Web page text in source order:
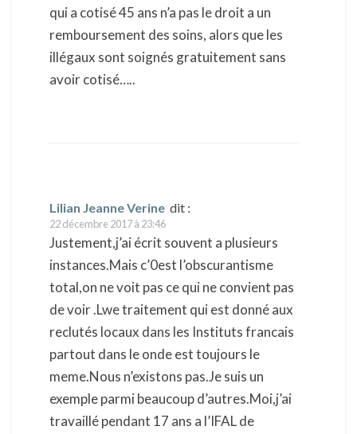
qui a cotisé 45 ans n’a pas le droit a un
remboursement des soins, alors que les
illégaux sont soignés gratuitement sans
avoir cotisé…..
Lilian Jeanne Verine dit :
22 décembre 2017 à 23:46
Justement,j’ai écrit souvent a plusieurs
instances.Mais c’0est l’obscurantisme
total,on ne voit pas ce qui ne convient pas
de voir .Lwe traitement qui est donné aux
reclutés locaux dans les Instituts francais
partout dans le onde est toujours le
meme.Nous n’existons pas.Je suis un
exemple parmi beaucoup d’autres.Moi,j’ai
travaillé pendant 17 ans a l’IFAL de